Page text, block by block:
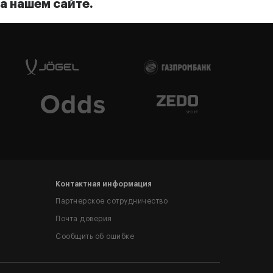
нашем сайте.
Контактная информация
Партнерское сотрудничество
Почта доверия
Сообщить об ошибке